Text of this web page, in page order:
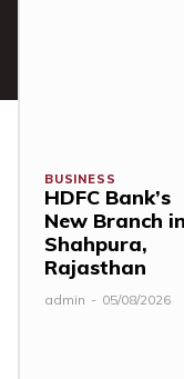
BUSINESS
HDFC Bank’s
New Branch in
Shahpura,
Rajasthan
admin - 05/08/2026